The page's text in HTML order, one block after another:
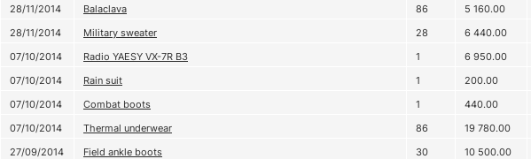
28/11/2014
Balaclava 86 5 160.00
28/11/2014
Military sweater 28 6 440.00
07/10/2014
Radio YAESY VX-7R B3 1 6 950.00
07/10/2014
Rain suit 1 200.00
07/10/2014
Combat boots 1 440.00
07/10/2014
Thermal underwear 86 19 780.00
27/09/2014
Field ankle boots 30 10 500.00